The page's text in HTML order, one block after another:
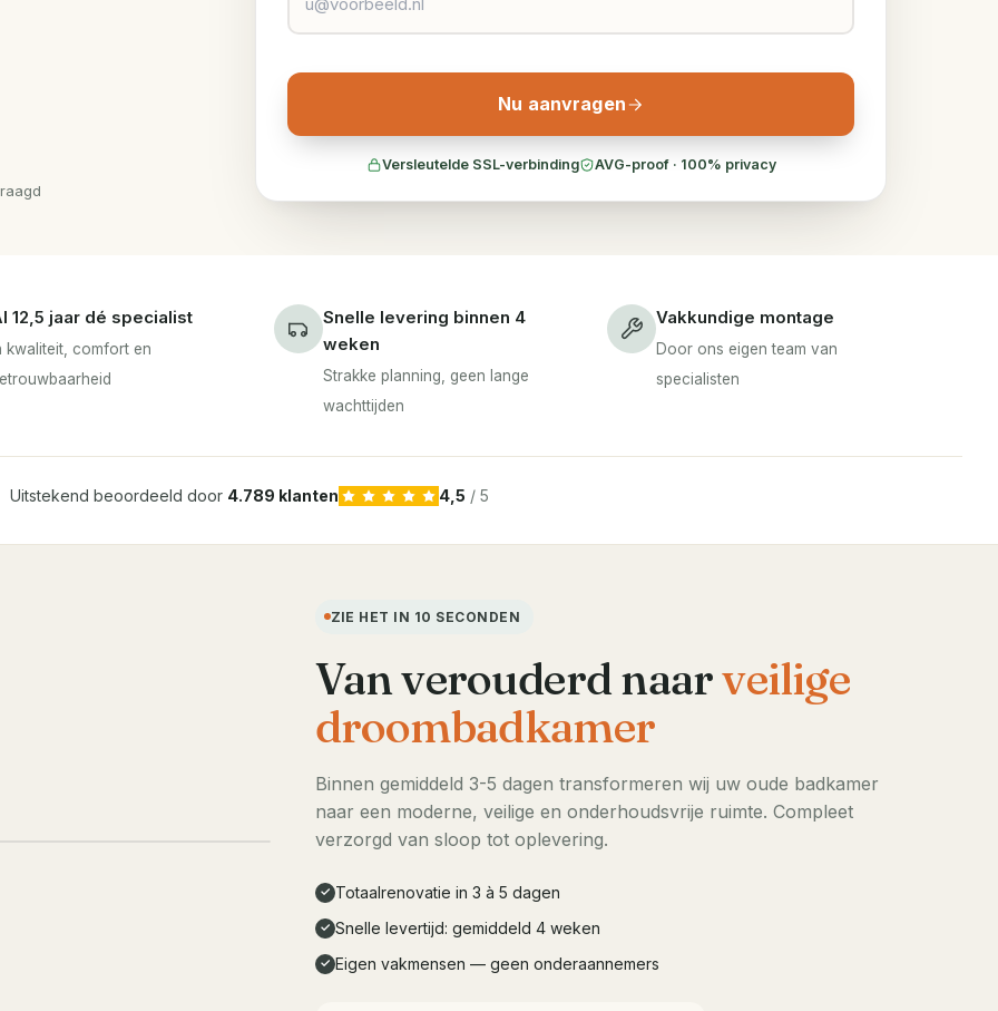
Nu aanvragen
Versleutelde SSL-verbinding AVG-proof · 100% privacy
12,5 jaar dé specialist
kwaliteit, comfort en
Snelle levering binnen 4
weken
Strakke planning, geen lange
wachttijden
Vakkundige montage
Door ons eigen team van
specialisten
Uitstekend beoordeeld door 4.789 klanten 4,5 / 5
ZIE HET IN 10 SECONDEN
Van verouderd naarveilige
droombadkamer
Binnen gemiddeld 3-5 dagen transformeren wij uw oude badkamer
naar een moderne, veilige en onderhoudsvrije ruimte. Compleet
verzorgd van sloop tot oplevering.
✓ Totaalrenovatie in 3 à 5 dagen
✓ Snelle levertijd: gemiddeld 4 weken
✓ Eigen vakmensen — geen onderaannemers